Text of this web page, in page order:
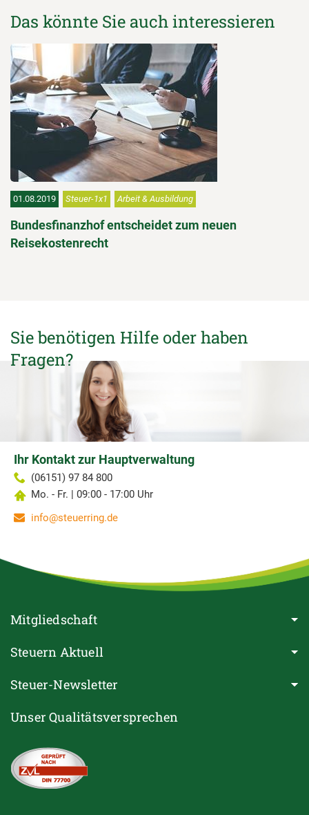
Das könnte Sie auch interessieren
01.08.2019 Steuer-1x1 Arbeit & Ausbildung
Bundesfinanzhof entscheidet zum neuen
Reisekostenrecht
Sie benötigen Hilfe oder haben
Fragen?
Ihr Kontakt zur Hauptverwaltung
(06151) 97 84 800
Mo. - Fr. | 09:00 - 17:00 Uhr
info@steuerring.de
Mitgliedschaft
Steuern Aktuell
Steuer-Newsletter
Unser Qualitätsversprechen